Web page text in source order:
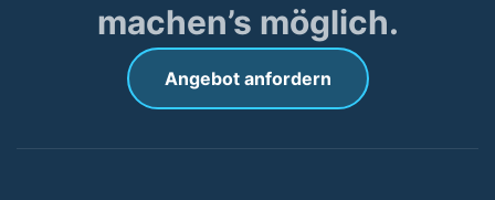
machen’s möglich.
Angebot anfordern